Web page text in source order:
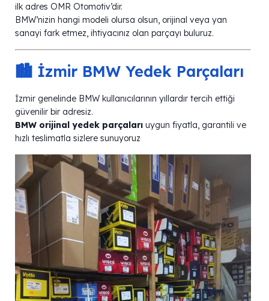
ilk adres OMR Otomotiv’dir.
BMW’nizin hangi modeli olursa olsun, orijinal veya yan
sanayi fark etmez, ihtiyacınız olan parçayı buluruz.
🏙️ İzmir BMW Yedek Parçaları
İzmir genelinde BMW kullanıcılarının yıllardır tercih ettiği
güvenilir bir adresiz.
BMW orijinal yedek parçaları uygun fiyatla, garantili ve
hızlı teslimatla sizlere sunuyoruz